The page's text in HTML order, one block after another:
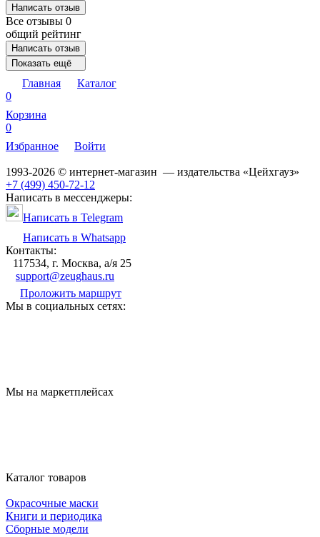
Написать отзыв
Все отзывы 0
общий рейтинг
Написать отзыв
Показать ещё
Главная
Каталог
0
Корзина
0
Избранное
Войти
1993-2026 © интернет-магазин — издательства «Цейхгауз»
+7 (499) 450-72-12
Написать в мессенджеры:
Написать в Telegram
Написать в Whatsapp
Контакты:
117534, г. Москва, а/я 25
support@zeughaus.ru
Проложить маршрут
Мы в социальных сетях:
Мы на маркетплейсах
Каталог товаров
Окрасочные маски
Книги и периодика
Сборные модели